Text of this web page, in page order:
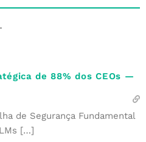
de 88% dos CEOs —
de Segurança Fundamental
[…]